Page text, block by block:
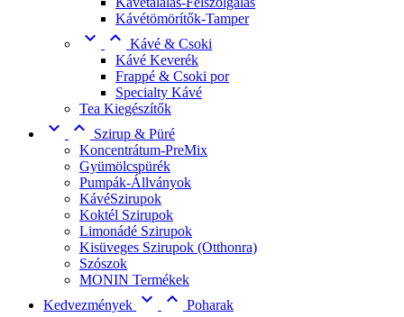
Kávétömörítők-Tamper
  Kávé & Csoki
Kávé Keverék
Frappé & Csoki por
Specialty Kávé
Tea Kiegészítők
 
Szirup & Püré
Koncentrátum-PreMix
Gyümölcspürék
Pumpák-Állványok
KávéSzirupok
Koktél Szirupok
Limonádé Szirupok
Kisüveges Szirupok (Otthonra)
Szószok
MONIN Termékek
Kedvezmények   Poharak